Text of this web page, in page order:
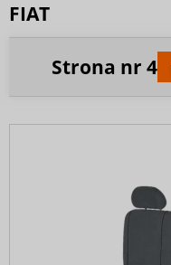
FIAT
Strona nr 4